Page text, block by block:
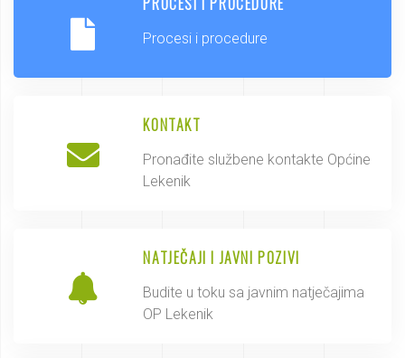
Procesi i procedure
KONTAKT
Pronađite službene kontakte Općine
Lekenik
NATJEČAJI I JAVNI POZIVI
Budite u toku sa javnim natječajima
OP Lekenik